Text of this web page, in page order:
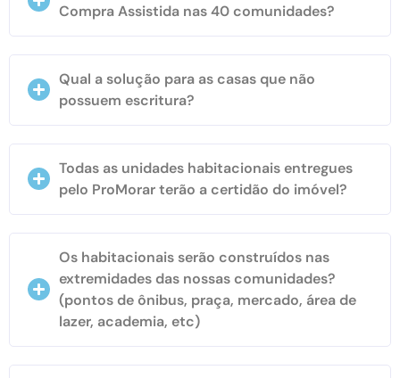
Compra Assistida nas 40 comunidades?
Qual a solução para as casas que não
possuem escritura?
Todas as unidades habitacionais entregues
pelo ProMorar terão a certidão do imóvel?
Os habitacionais serão construídos nas
extremidades das nossas comunidades?
(pontos de ônibus, praça, mercado, área de
lazer, academia, etc)